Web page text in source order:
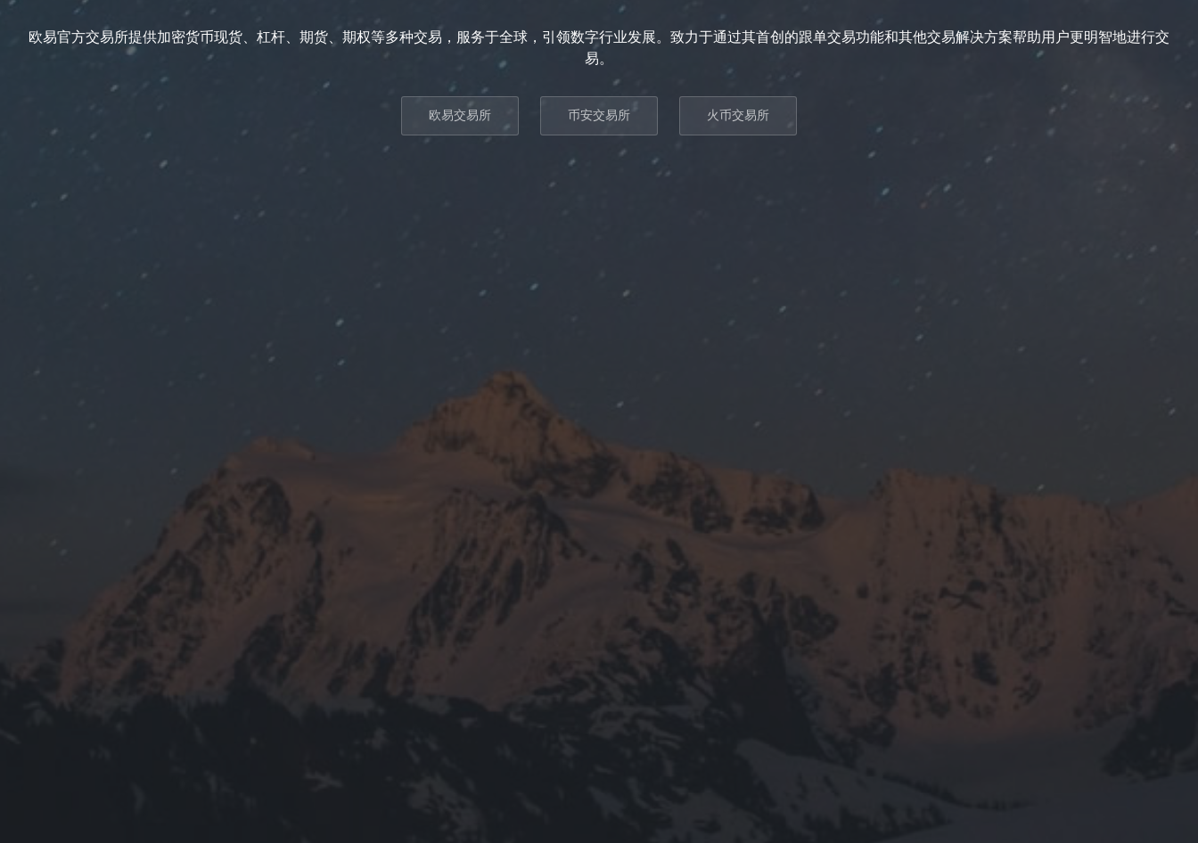
欧易官方交易所提供加密货币现货、杠杆、期货、期权等多种交易，服务于全球，引领数字行业发展。致力于通过其首创的跟单交易功能和其他交易解决方案帮助用户更明智地进行交
易。
欧易交易所 币安交易所 火币交易所